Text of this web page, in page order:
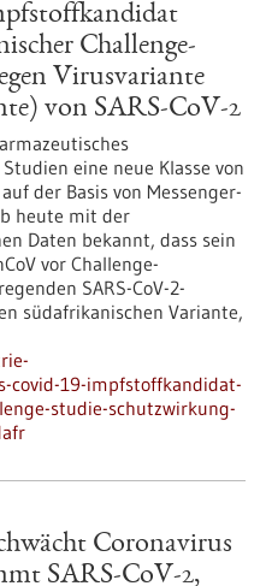
Challenge-
Virusvariante
von SARS-CoV-2
eine neue Klasse von
der Basis von Messenger-
heute mit der
Daten bekannt, dass sein
vor Challenge-
SARS-CoV-2-
südafrikanischen Variante,
covid-19-impfstoffkandidat-
studie-schutzwirkung-
Coronavirus
SARS-CoV-2,